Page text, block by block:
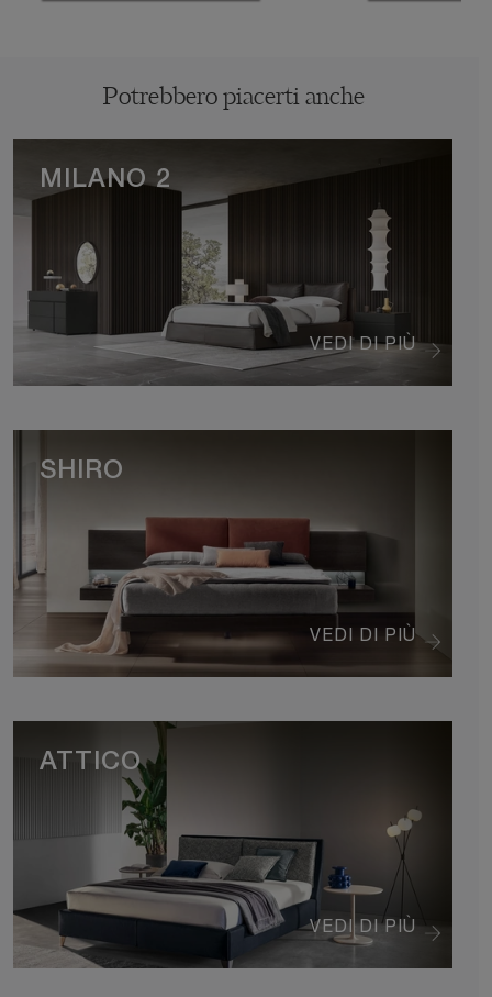
Potrebbero piacerti anche
VEDI DI PIÙ
MILANO 2
VEDI DI PIÙ
SHIRO
VEDI DI PIÙ
ATTICO